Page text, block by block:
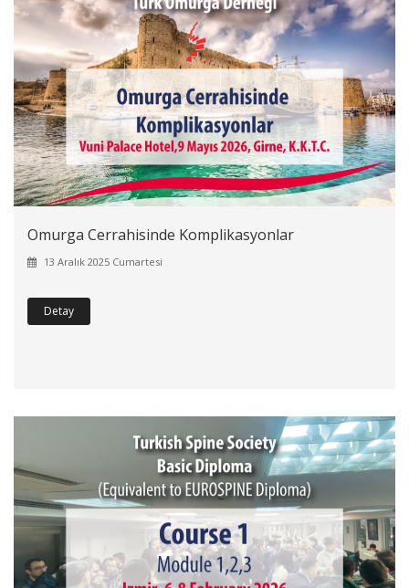
Omurga Cerrahisinde Komplikasyonlar
13 Aralık 2025 Cumartesi
Detay